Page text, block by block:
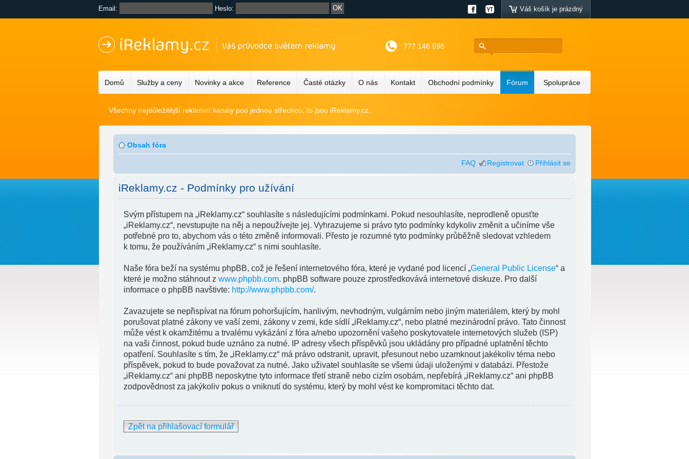
Email: Heslo: Váš košík je prázdný
777 146 598
Domů Služby a ceny Novinky a akce Reference Časté otázky O nás Kontakt Obchodní podmínky Fórum Spolupráce
Všechny nejdůležitější reklamní kanály pod jednou střechou, to jsou iReklamy.cz.
Obsah fóra
FAQ Registrovat Přihlásit se
iReklamy.cz - Podmínky pro užívání
Svým přístupem na „iReklamy.cz“ souhlasíte s následujícími podmínkami. Pokud nesouhlasíte, neprodleně opusťte
„iReklamy.cz“, nevstupujte na něj a nepoužívejte jej. Vyhrazujeme si právo tyto podmínky kdykoliv změnit a učiníme vše
potřebné pro to, abychom vás o této změně informovali. Přesto je rozumné tyto podmínky průběžně sledovat vzhledem
k tomu, že používáním „iReklamy.cz“ s nimi souhlasíte.
Naše fóra beží na systému phpBB, což je řešení internetového fóra, které je vydané pod licencí „General Public License“ a
které je možno stáhnout z www.phpbb.com. phpBB software pouze zprostředkovává internetové diskuze. Pro další
informace o phpBB navštivte: http://www.phpbb.com/.
Zavazujete se nepřispívat na fórum pohoršujícím, hanlivým, nevhodným, vulgárním nebo jiným materiálem, který by mohl
porušovat platné zákony ve vaší zemi, zákony v zemi, kde sídlí „iReklamy.cz“, nebo platné mezinárodní právo. Tato činnost
může vést k okamžitému a trvalému vykázání z fóra a/nebo upozornění vašeho poskytovatele internetových služeb (ISP)
na vaši činnost, pokud bude uznáno za nutné. IP adresy všech příspěvků jsou ukládány pro případné uplatnění těchto
opatření. Souhlasíte s tím, že „iReklamy.cz“ má právo odstranit, upravit, přesunout nebo uzamknout jakékoliv téma nebo
příspěvek, pokud to bude považovat za nutné. Jako uživatel souhlasíte se všemi údaji uloženými v databázi. Přestože
„iReklamy.cz“ ani phpBB neposkytne tyto informace třetí straně nebo cizím osobám, nepřebírá „iReklamy.cz“ ani phpBB
zodpovědnost za jakýkoliv pokus o vniknutí do systému, který by mohl vést ke kompromitaci těchto dat.
Zpět na přihlašovací formulář